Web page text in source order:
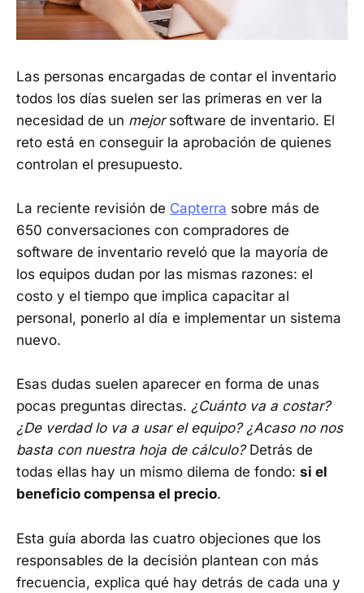
Las personas encargadas de contar el inventario
todos los días suelen ser las primeras en ver la
necesidad de un mejorsoftware de inventario. El
reto está en conseguir la aprobación de quienes
controlan el presupuesto.
La reciente revisión de Capterra sobre más de
650 conversaciones con compradores de
software de inventario reveló que la mayoría de
los equipos dudan por las mismas razones: el
costo y el tiempo que implica capacitar al
personal, ponerlo al día e implementar un sistema
nuevo.
Esas dudas suelen aparecer en forma de unas
pocas preguntas directas. ¿Cuánto va a costar?
¿De verdad lo va a usar el equipo? ¿Acaso no nos
basta con nuestra hoja de cálculo?Detrás de
todas ellas hay un mismo dilema de fondo: si el
beneficio compensa el precio.
Esta guía aborda las cuatro objeciones que los
responsables de la decisión plantean con más
frecuencia, explica qué hay detrás de cada una y